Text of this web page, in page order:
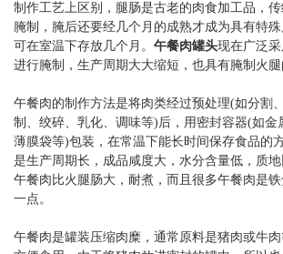
制作工艺上区别，腿肠是古老的肉食加工品，
腌制，腌后还要经几个月的成熟才成为具有特
可在室温下存放几个月。 午餐肉罐头现在广泛
进行腌制，生产周期大大缩短，也具有腌制火
午餐肉的制作方法是将肉类经过预处理(如分割
制、绞碎、乳化、调味等)后，用密封容器(如金
薄膜袋等)包装，在常温下能长时间保存食品的
是生产周期长，成品咸度大，水分含量低，质地
午餐肉比火腿肠大，耐煮，而且很多午餐肉是
一点。
午餐肉是罐装压缩肉糜，通常原料是猪肉或牛